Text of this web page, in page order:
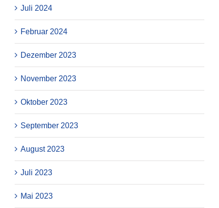
Juli 2024
Februar 2024
Dezember 2023
November 2023
Oktober 2023
September 2023
August 2023
Juli 2023
Mai 2023